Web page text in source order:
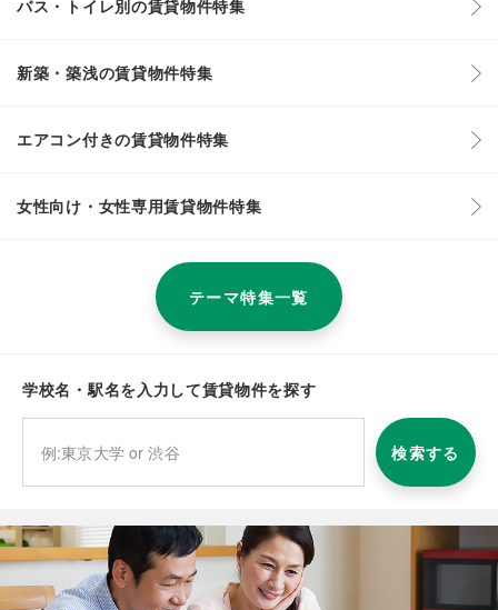
バス・トイレ別の賃貸物件特集
新築・築浅の賃貸物件特集
エアコン付きの賃貸物件特集
女性向け・女性専用賃貸物件特集
テーマ特集一覧
学校名・駅名を入力して賃貸物件を探す
検索する